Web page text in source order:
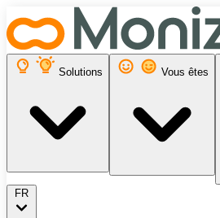
Solutions Vous êtes